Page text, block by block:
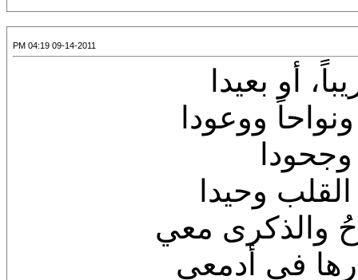
09-14-2011 04:19 PM
أو بعيدا
ووعودا
وجحودا
وحيدا
والذكرى معي
في أدمعي